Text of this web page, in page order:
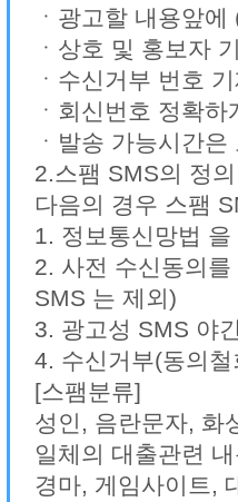
ㆍ광고할 내용앞
ㆍ상호 및 홍보자
ㆍ수신거부 번호
ㆍ회신번호 정확하
ㆍ발송 가능시간
2.스팸 SMS의 정
다음의 경우 스팸
1. 정보통신망법
2. 사전 수신동의
SMS 는 제외)
3. 광고성 SMS 야
4. 수신거부(동의
[스팸분류]
성인, 음란문자, 화
일체의 대출관련
경마, 게임사이트,